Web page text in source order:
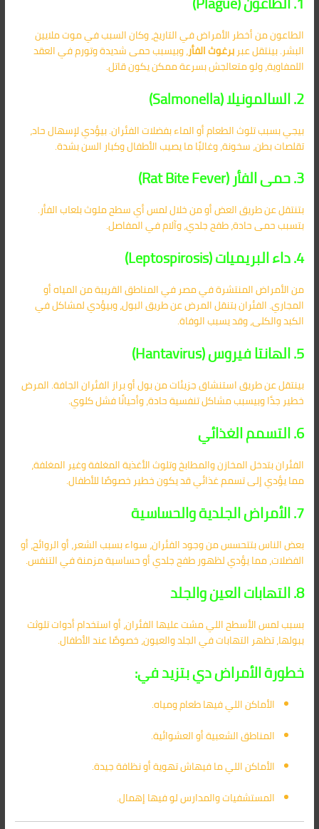
الطاعون من أخطر الأمراض في التاريخ، وكان السبب في موت ملايين
البشر. بينتقل عبربرغوث الفأر، وبيسبب حمى شديدة وتورم في العقد
اللمفاوية، ولو متعالجش بسرعة ممكن يكون قاتل.
2. السالمونيلا (Salmonella)
بيجي بسبب تلوث الطعام أو الماء بفضلات الفئران. بيؤدي لإسهال حاد،
تقلصات بطن، سخونة، وغالبًا ما يصيب الأطفال وكبار السن بشدة.
3. حمى الفأر (Rat Bite Fever)
بتنتقل عن طريق العض أو من خلال لمس أي سطح ملوث بلعاب الفأر.
بتسبب حمى حادة، طفح جلدي، وآلام في المفاصل.
4. داء البريميات (Leptospirosis)
من الأمراض المنتشرة في مصر في المناطق القريبة من المياه أو
المجاري. الفئران بتنقل المرض عن طريق البول، وبيؤدي لمشاكل في
الكبد والكلى، وقد يسبب الوفاة.
5. الهانتا فيروس (Hantavirus)
بينتقل عن طريق استنشاق جزيئات من بول أو براز الفئران الجافة. المرض
خطير جدًا وبيسبب مشاكل تنفسية حادة، وأحيانًا فشل كلوي.
6. التسمم الغذائي
الفئران بتدخل المخازن والمطابخ وتلوث الأغذية المغلفة وغير المغلفة،
مما يؤدي إلى تسمم غذائي قد يكون خطير خصوصًا للأطفال.
7. الأمراض الجلدية والحساسية
بعض الناس بتتحسس من وجود الفئران، سواء بسبب الشعر، أو الروائح، أو
الفضلات، مما يؤدي لظهور طفح جلدي أو حساسية مزمنة في التنفس.
8. التهابات العين والجلد
بسبب لمس الأسطح اللي مشت عليها الفئران، أو استخدام أدوات تلوثت
ببولها، تظهر التهابات في الجلد والعيون، خصوصًا عند الأطفال.
خطورة الأمراض دي بتزيد في:
الأماكن اللي فيها طعام ومياه.
المناطق الشعبية أو العشوائية.
الأماكن اللي ما فيهاش تهوية أو نظافة جيدة.
المستشفيات والمدارس لو فيها إهمال.